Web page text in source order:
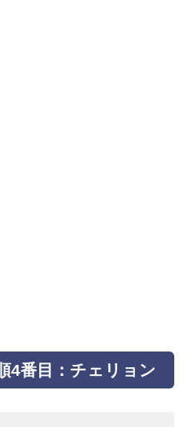
4番目：チェリョン